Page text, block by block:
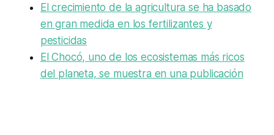
El crecimiento de la agricultura se ha basado
en gran medida en los fertilizantes y
pesticidas
El Chocó, uno de los ecosistemas más ricos
del planeta, se muestra en una publicación